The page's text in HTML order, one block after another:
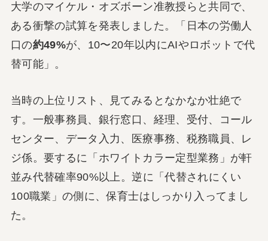
大学のマイケル・オズボーン准教授らと共同で、
ある衝撃の試算を発表しました。「日本の労働人
口の約49%が、10〜20年以内にAIやロボットで代
替可能」。
当時の上位リスト、見てみるとなかなか壮絶で
す。一般事務員、銀行窓口、経理、受付、コール
センター、データ入力、医療事務、税務職員、レ
ジ係。要するに「ホワイトカラー定型業務」が軒
並み代替確率90%以上。逆に「代替されにくい
100職業」の側に、保育士はしっかり入ってまし
た。